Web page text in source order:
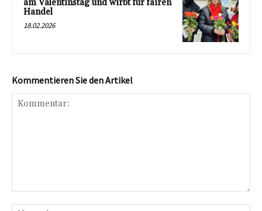
am Valentinstag und wirbt für fairen
Handel
18.02.2026
Kommentieren Sie den Artikel